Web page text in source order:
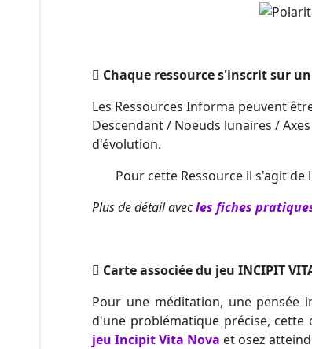
Chaque ressource s'inscrit sur
Les Ressources Informa peuvent
Descendant / Noeuds lunaires /
d'évolution.
Pour cette Ressource il s'agit de
Plus de détail avecles fiches
Carte associée du jeu INCIPIT
Pour une méditation, une pensée
d'une problématique précise, cette
jeu Incipit Vita Nova et osez